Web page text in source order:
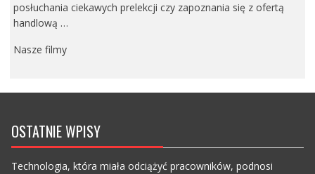
posłuchania ciekawych prelekcji czy zapoznania się z ofertą
handlową …
Nasze filmy
OSTATNIE WPISY
Technologia, która miała odciążyć pracowników, podnosi